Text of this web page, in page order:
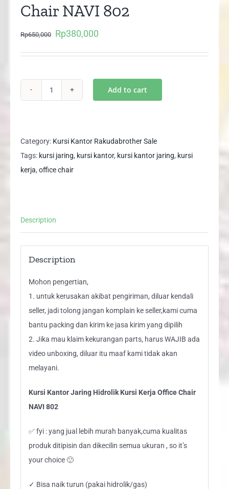
Chair NAVI 802
Rp650,000
Original
Rp380,000
Hidrolik
Kursi
Kerja
802
Add to cart
Category: Kursi Kantor Rakudabrother Sale
Tags: kursi jaring, kursi kantor, kursi kantor jaring, kursi
kerja, office chair
Description
Description
Mohon pengertian,
1. untuk kerusakan akibat pengiriman, diluar kendali
seller, jadi tolong jangan komplain ke seller,kami cuma
bantu packing dan kirim ke jasa kirim yang dipilih
2. Jika mau klaim kekurangan parts, harus WAJIB ada
video unboxing, diluar itu maaf kami tidak akan
melayani.
Kursi Kantor Jaring Hidrolik Kursi Kerja Office Chair
NAVI 802
✅ fyi : yang jual lebih murah banyak,cuma kualitas
produk ditipisin dan dikecilin semua ukuran , so it’s
your choice 🙂
✓ Bisa naik turun (pakai hidrolik/gas)